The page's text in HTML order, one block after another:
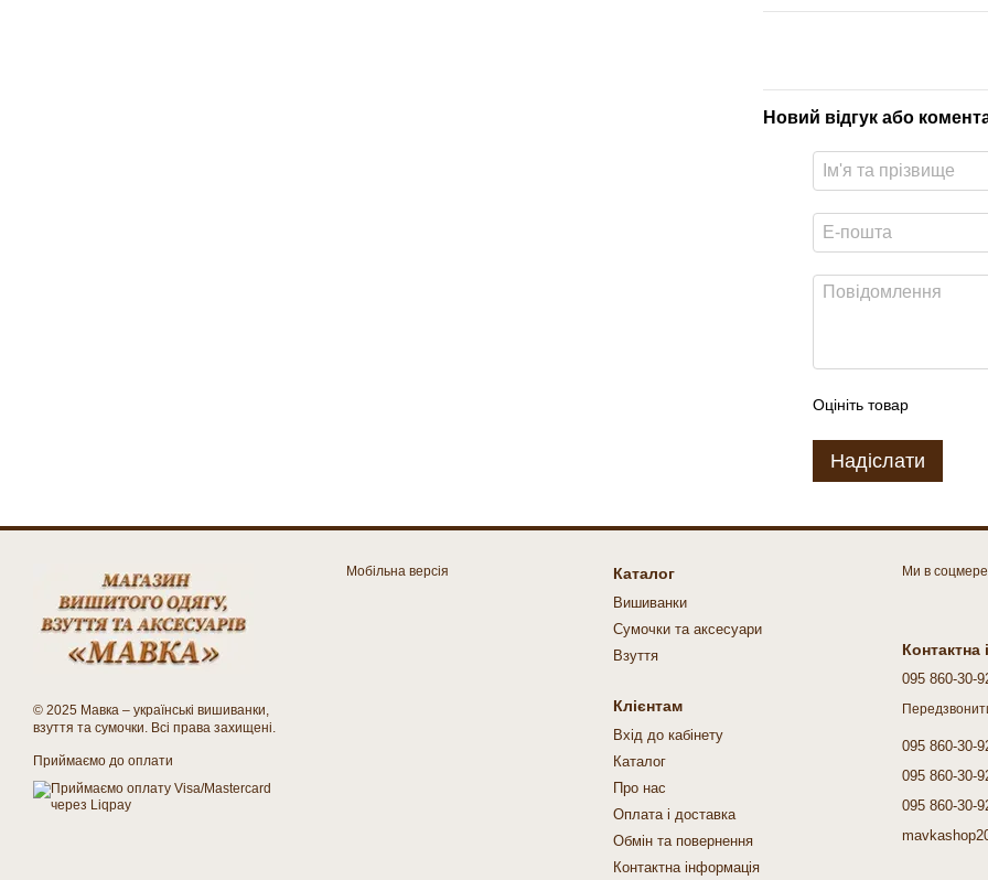
Новий відгук або
Оцініть товар
Надіслати
© 2025 Мавка – українські вишиванки,
взуття та сумочки. Всі права захищені.
Приймаємо до оплати
Мобільна версія Каталог
Вишиванки
Cумочки та аксесуари
Взуття
Клієнтам
Вхід до кабінету
Каталог
Про нас
Оплата і доставка
Обмін та повернення
Контактна інформація
Ми в
Контактна
095 860-30-
095 860-30-
095 860-30-
095 860-30-